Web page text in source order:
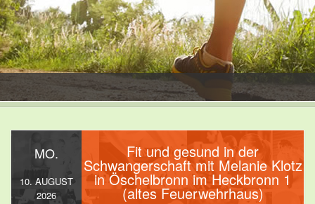
Fit und gesund in der
Schwangerschaft mit Melanie Klotz
in Öschelbronn im Heckbronn 1
(altes Feuerwehrhaus)
MO.
10. AUGUST
2026